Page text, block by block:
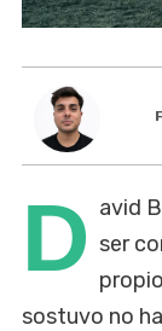
D avid
ser
sostuvo no